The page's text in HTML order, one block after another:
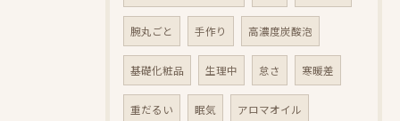
腕丸ごと 手作り 高濃度炭酸泡
基礎化粧品 生理中 怠さ 寒暖差
重だるい 眠気 アロマオイル